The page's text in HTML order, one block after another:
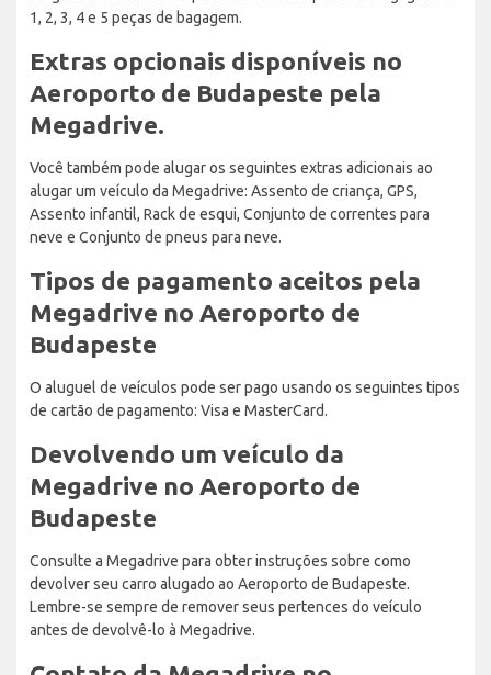
1, 2, 3, 4 e 5 peças de bagagem.
Extras opcionais disponíveis no
Aeroporto de Budapeste pela
Megadrive.
Você também pode alugar os seguintes extras adicionais ao
alugar um veículo da Megadrive: Assento de criança, GPS,
Assento infantil, Rack de esqui, Conjunto de correntes para
neve e Conjunto de pneus para neve.
Tipos de pagamento aceitos pela
Megadrive no Aeroporto de
Budapeste
O aluguel de veículos pode ser pago usando os seguintes tipos
de cartão de pagamento: Visa e MasterCard.
Devolvendo um veículo da
Megadrive no Aeroporto de
Budapeste
Consulte a Megadrive para obter instruções sobre como
devolver seu carro alugado ao Aeroporto de Budapeste.
Lembre-se sempre de remover seus pertences do veículo
antes de devolvê-lo à Megadrive.